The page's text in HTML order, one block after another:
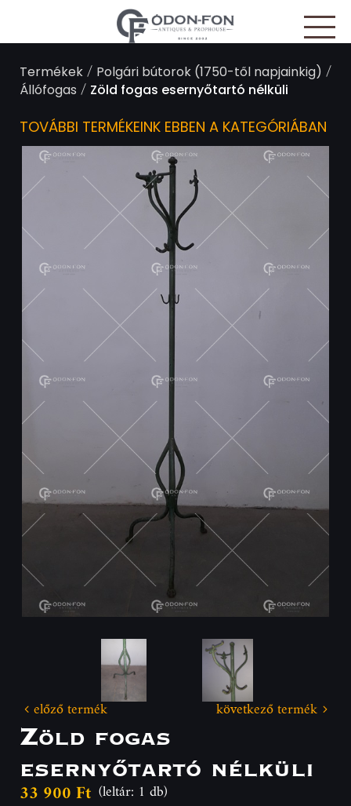
Termékek/ Polgári bútorok (1750-től napjainkig) /
Állófogas / Zöld fogas esernyőtartó nélküli
TOVÁBBI TERMÉKEINK EBBEN A KATEGÓRIÁBAN
előző termék következő termék
Zöld fogas
esernyőtartó nélküli
33 900 Ft (leltár: 1 db)